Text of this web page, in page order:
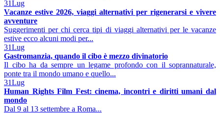
31Lug
Vacanze estive 2026, viaggi alternativi per rigenerarsi e vivere
avventure
Suggerimenti per chi cerca tipi di viaggi alternativi per le vacanze
estive ecco alcuni modi per...
31Lug
Gastromanzia, quando il cibo è mezzo divinatorio
Il cibo ha da sempre un legame profondo con il soprannaturale,
ponte tra il mondo umano e quello...
31Lug
Human Rights Film Fest: cinema, incontri e diritti umani dal
mondo
Dal 9 al 13 settembre a Roma...